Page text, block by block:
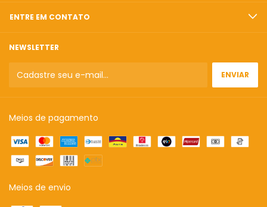
ENTRE EM CONTATO
NEWSLETTER
Meios de pagamento
Meios de envio